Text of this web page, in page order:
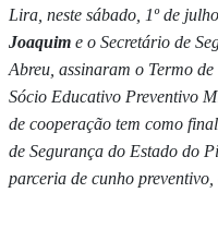
Lira, neste sábado, 1º de
Joaquim e o Secretário de
Abreu, assinaram o Termo
Sócio Educativo Preventivo
de cooperação tem como
de Segurança do Estado do
parceria de cunho